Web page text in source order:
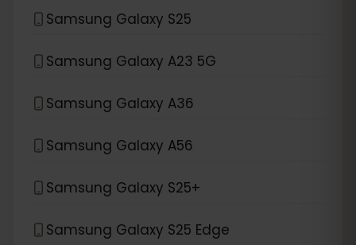
Samsung Galaxy S25
Samsung Galaxy A23 5G
Samsung Galaxy A36
Samsung Galaxy A56
Samsung Galaxy S25+
Samsung Galaxy S25 Edge